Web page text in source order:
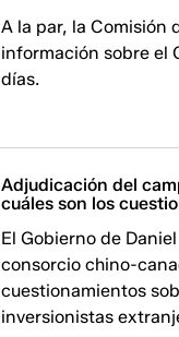
A la par, la Comisión
información sobre el
días.
Adjudicación del
cuáles son los
El Gobierno de
consorcio chino-
cuestionamientos
inversionistas